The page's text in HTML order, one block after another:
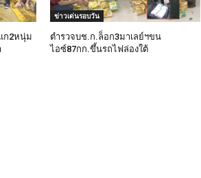
ก2หนุ่ม
ข่าวเด่นรอบวัน
ตำรวจบช.ก.ล็อก3มาเลย์ฯขน
ไอซ์87กก.ขึ้นรถไฟล่องใต้